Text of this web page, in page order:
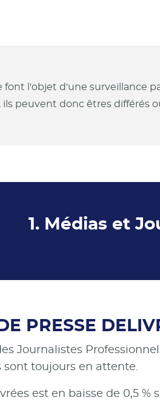
font l'objet d'une surveillance
peuvent donc êtres différés
1. Médias et
PRESSE
Journalistes
sont toujours en attente.
est en baisse de 0,5